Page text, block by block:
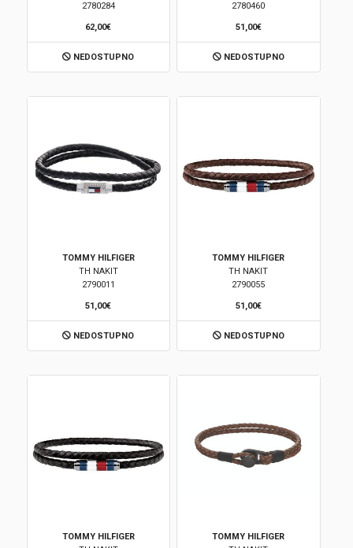
2780284
62,00€
NEDOSTUPNO
2780460
51,00€
NEDOSTUPNO
TOMMY HILFIGER
TH NAKIT
2790011
51,00€
NEDOSTUPNO
TOMMY HILFIGER
TH NAKIT
2790055
51,00€
NEDOSTUPNO
TOMMY HILFIGER
TOMMY HILFIGER